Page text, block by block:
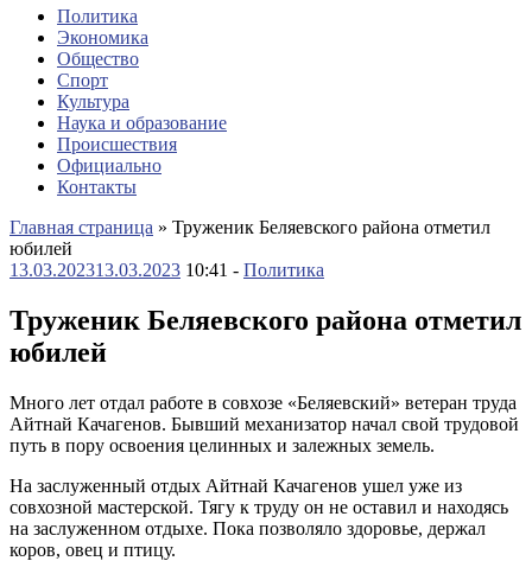
Политика
Экономика
Общество
Спорт
Культура
Наука и образование
Происшествия
Официально
Контакты
Главная страница » Труженик Беляевского района отметил
юбилей
13.03.202313.03.2023 10:41 - Политика
Труженик Беляевского района отметил
юбилей
Много лет отдал работе в совхозе «Беляевский» ветеран труда
Айтнай Качагенов. Бывший механизатор начал свой трудовой
путь в пору освоения целинных и залежных земель.
На заслуженный отдых Айтнай Качагенов ушел уже из
совхозной мастерской. Тягу к труду он не оставил и находясь
на заслуженном отдыхе. Пока позволяло здоровье, держал
коров, овец и птицу.